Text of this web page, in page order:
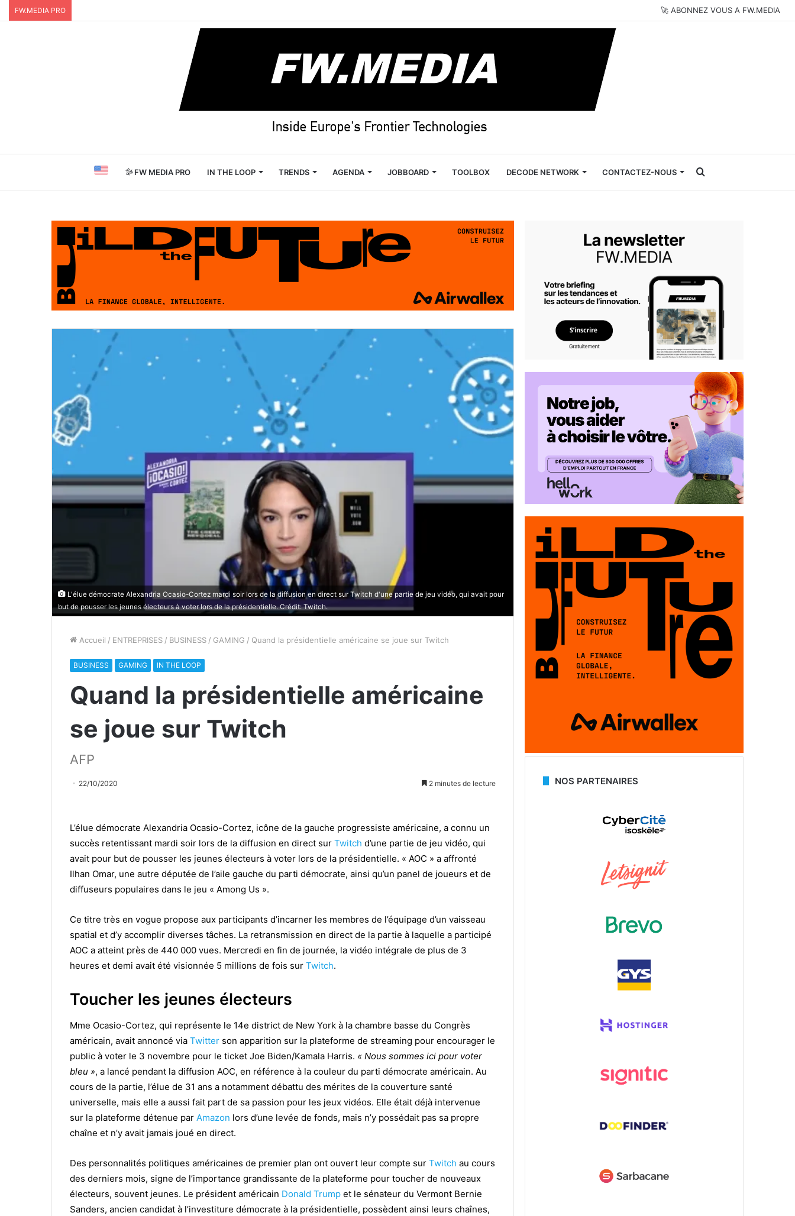
FW.MEDIA PRO 🚀 ABONNEZ VOUS A FW.MEDIA
FW MEDIA PRO IN THE LOOP TRENDS AGENDA JOBBOARD TOOLBOX DECODE NETWORK CONTACTEZ-NOUS Rechercher
L'élue démocrate Alexandria Ocasio-Cortez mardi soir lors de la diffusion en direct sur Twitch d'une partie de jeu vidéo, qui avait pour
but de pousser les jeunes électeurs à voter lors de la présidentielle. Crédit: Twitch.
Accueil / ENTREPRISES / BUSINESS / GAMING / Quand la présidentielle américaine se joue sur Twitch
BUSINESS GAMING IN THE LOOP
Quand la présidentielle américaine
se joue sur Twitch
AFP
22/10/2020 2 minutes de lecture
L’élue démocrate Alexandria Ocasio-Cortez, icône de la gauche progressiste américaine, a connu un
succès retentissant mardi soir lors de la diffusion en direct sur Twitch d’une partie de jeu vidéo, qui
avait pour but de pousser les jeunes électeurs à voter lors de la présidentielle. « AOC » a affronté
Ilhan Omar, une autre députée de l’aile gauche du parti démocrate, ainsi qu’un panel de joueurs et de
diffuseurs populaires dans le jeu « Among Us ».
Ce titre très en vogue propose aux participants d’incarner les membres de l’équipage d’un vaisseau
spatial et d’y accomplir diverses tâches. La retransmission en direct de la partie à laquelle a participé
AOC a atteint près de 440 000 vues. Mercredi en fin de journée, la vidéo intégrale de plus de 3
heures et demi avait été visionnée 5 millions de fois sur Twitch.
Toucher les jeunes électeurs
Mme Ocasio-Cortez, qui représente le 14e district de New York à la chambre basse du Congrès
américain, avait annoncé via Twitter son apparition sur la plateforme de streaming pour encourager le
public à voter le 3 novembre pour le ticket Joe Biden/Kamala Harris. « Nous sommes ici pour voter
bleu », a lancé pendant la diffusion AOC, en référence à la couleur du parti démocrate américain. Au
cours de la partie, l’élue de 31 ans a notamment débattu des mérites de la couverture santé
universelle, mais elle a aussi fait part de sa passion pour les jeux vidéos. Elle était déjà intervenue
sur la plateforme détenue par Amazon lors d’une levée de fonds, mais n’y possédait pas sa propre
chaîne et n’y avait jamais joué en direct.
Des personnalités politiques américaines de premier plan ont ouvert leur compte sur Twitch au cours
des derniers mois, signe de l’importance grandissante de la plateforme pour toucher de nouveaux
électeurs, souvent jeunes. Le président américain Donald Trump et le sénateur du Vermont Bernie
Sanders, ancien candidat à l’investiture démocrate à la présidentielle, possèdent ainsi leurs chaînes,
NOS PARTENAIRES